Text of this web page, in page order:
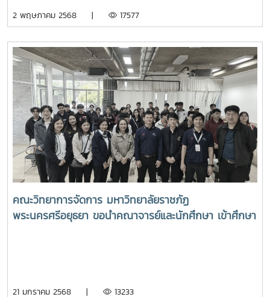
2 พฤษภาคม 2568 | 17577
คณะวิทยาการจัดการ มหาวิทยาลัยราชภัฏ
พระนครศรีอยุธยา ขอนำคณาจารย์และนักศึกษา เข้าศึกษา
21 มกราคม 2568 | 13233